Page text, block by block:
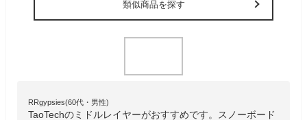
類似商品を探す
RRgypsies(60代・男性)
TaoTechのミドルレイヤーがおすすめです。スノーボード